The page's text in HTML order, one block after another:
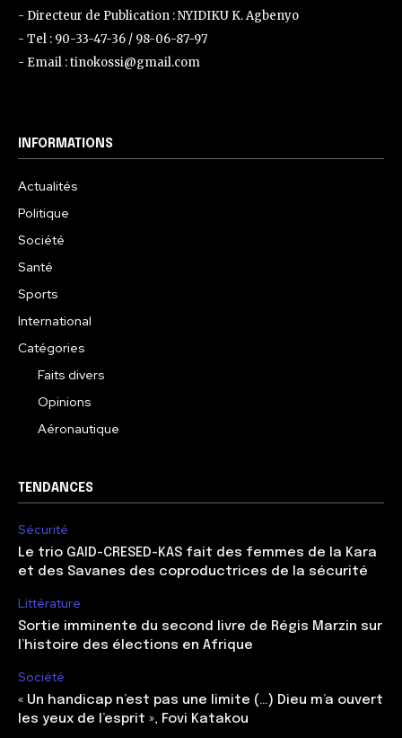
- Directeur de Publication : NYIDIKU K. Agbenyo
- Tel : 90-33-47-36 / 98-06-87-97
- Email : tinokossi@gmail.com
INFORMATIONS
Actualités
Politique
Société
Santé
Sports
International
Catégories
Faits divers
Opinions
Aéronautique
TENDANCES
Sécurité
Le trio GAID-CRESED-KAS fait des femmes de la Kara
et des Savanes des coproductrices de la sécurité
Littérature
Sortie imminente du second livre de Régis Marzin sur
l’histoire des élections en Afrique
Société
« Un handicap n’est pas une limite (…) Dieu m’a ouvert
les yeux de l’esprit », Fovi Katakou